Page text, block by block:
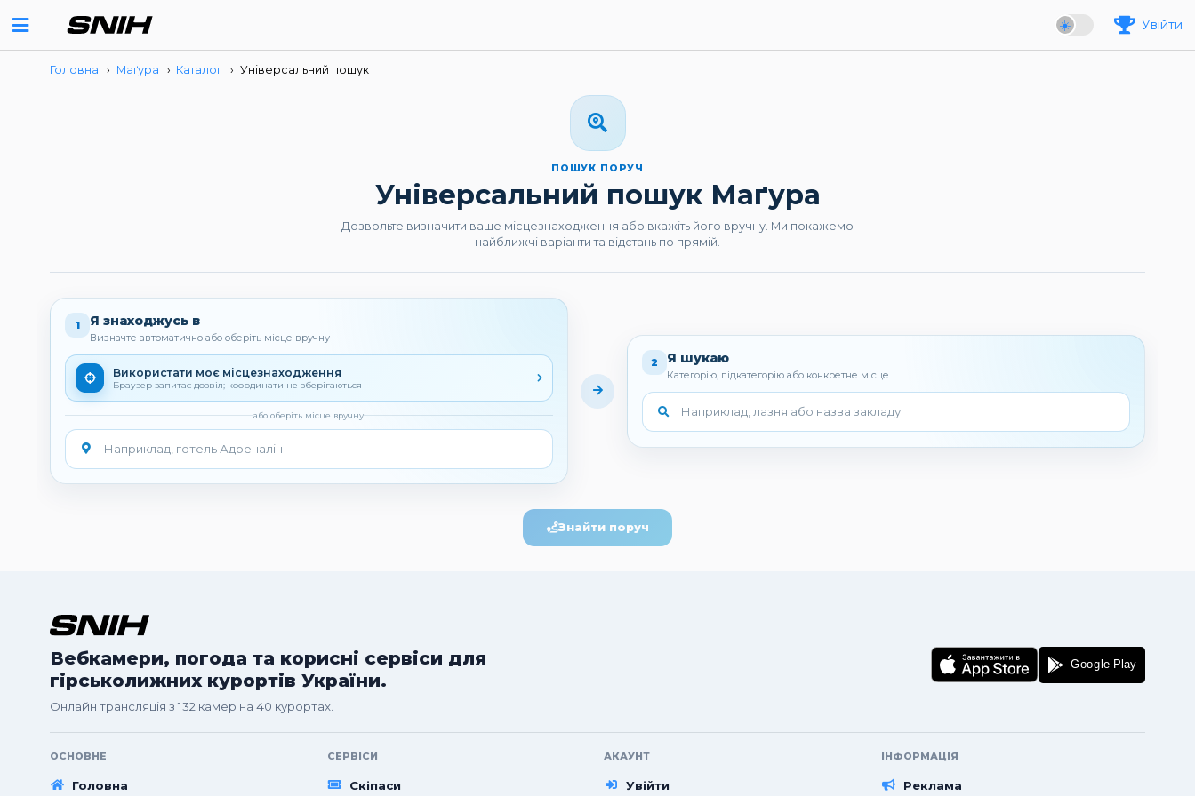
Увійти
Головна › Маґура › Каталог › Універсальний пошук
ПОШУК ПОРУЧ
Універсальний пошук Маґура
Дозвольте визначити ваше місцезнаходження або вкажіть його вручну. Ми покажемо
найближчі варіанти та відстань по прямій.
1 Я знаходжусь в
Визначте автоматично або оберіть місце вручну
Використати моє місцезнаходження
Браузер запитає дозвіл; координати не зберігаються
або оберіть місце вручну
2 Я шукаю
Категорію, підкатегорію або конкретне місце
Знайти поруч
Вебкамери, погода та корисні сервіси для
гірськолижних курортів України.
Онлайн трансляція з 132 камер на 40 курортах.
ОСНОВНЕ
Головна
СЕРВІСИ
Скіпаси
АКАУНТ
Увійти
ІНФОРМАЦІЯ
Реклама